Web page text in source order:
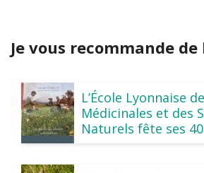
Je vous recommande
L’École Lyonnaise
Médicinales et des
Naturels fête ses